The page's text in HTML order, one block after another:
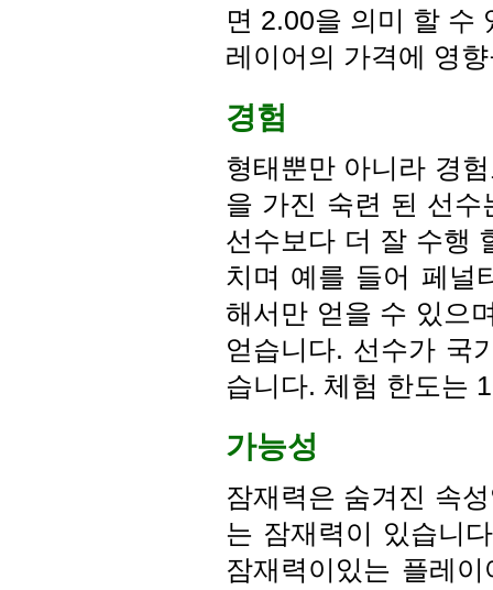
면 2.00을 의미 할 수
레이어의 가격에 영
경험
형태뿐만 아니라 경
을 가진 숙련 된 선수
선수보다 더 잘 수행
치며 예를 들어 페널
해서만 얻을 수 있으
얻습니다. 선수가 국
습니다. 체험 한도는
가능성
잠재력은 숨겨진 속
는 잠재력이 있습니
잠재력이있는 플레